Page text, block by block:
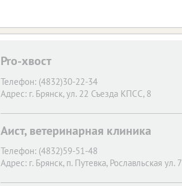
Pro-хвост
Телефон: (4832)30-22-34
Адрес: г. Брянск, ул. 22 Съезда КПСС, 8
Аист, ветеринарная клиника
Телефон: (4832)59-51-48
Адрес: г. Брянск, п. Путевка, Рославльская ул. 7